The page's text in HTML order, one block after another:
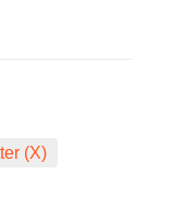
(X)